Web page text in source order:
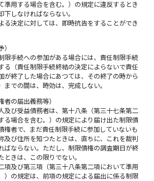
準用する場合を含む。）の規定に違反するとき
下しなければならない。
る決定に対しては、即時抗告をすることができ
）
限手続への参加がある場合には、責任制限手続
る（責任制限手続終結の決定によらないで責任
が終了した場合にあつては、その終了の時から
までの間は、時効は、完成しない。
者の届出義務等）
及び受益債務者は、第十八条（第三十七条第二
る場合を含む。）の規定により届け出た制限債
権者で、まだ責任制限手続に参加していないも
及び住所を知つたときは、直ちに、これを裁判
ばならない。ただし、制限債権の調査期日が終
ときは、この限りでない。
項及び第三項（第三十八条第二項において準用
）の規定は、前項の規定による届出に係る制限